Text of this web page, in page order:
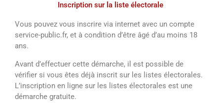
Inscription sur la liste électorale
Vous pouvez vous inscrire via internet avec un compte
service-public.fr, et à condition d’être âgé d’au moins 18
ans.
Avant d’effectuer cette démarche, il est possible de
vérifier si vous êtes déjà inscrit sur les listes électorales.
L’inscription en ligne sur les listes électorales est une
démarche gratuite.